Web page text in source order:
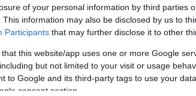
of your personal information by third parties
This information may also be disclosed by us to
Participants that may further disclose it to other
that this website/app uses one or more Google
but not limited to your visit or usage
to Google and its third-party tags to use your
consent section.